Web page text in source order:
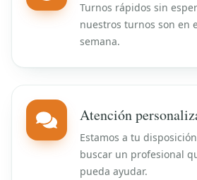
Turnos rápidos sin
nuestros turnos son en
semana.
Atención
Estamos a tu
buscar un profesional
pueda ayudar.